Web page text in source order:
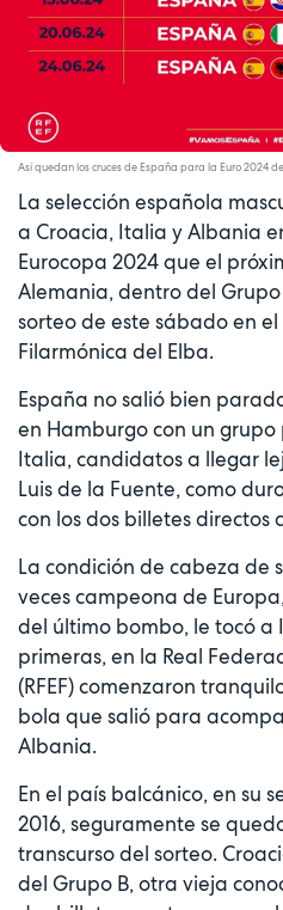
Así quedan los cruces de España para la Euro 2024
La selección española
a Croacia, Italia y Albania
Eurocopa 2024 que el
Alemania, dentro del
sorteo de este sábado en
Filarmónica del Elba.
España no salió bien
en Hamburgo con un
Italia, candidatos a llegar
Luis de la Fuente, como
con los dos billetes directos
La condición de cabeza de
veces campeona de
del último bombo, le tocó a
primeras, en la Real
(RFEF) comenzaron
bola que salió para
Albania.
En el país balcánico, en su
2016, seguramente se
transcurso del sorteo.
del Grupo B, otra vieja